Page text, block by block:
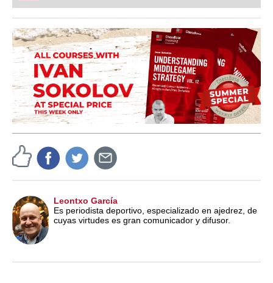
train more efficiently, intelligently and with a
more personalised approach than ever before.
Leontxo García
Es periodista deportivo, especializado en ajedrez, de
cuyas virtudes es gran comunicador y difusor.